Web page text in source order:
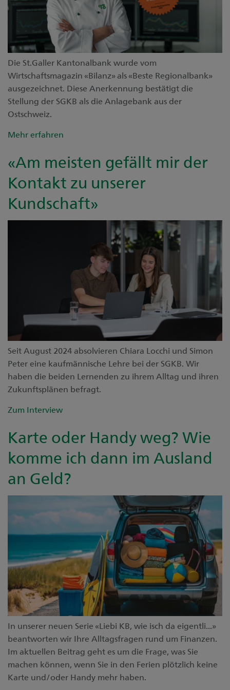
Kontakt
Medien
Digital Banking
Unsere Niederlassungen
Die St.Galler Kantonalbank wurde vom
Wirtschaftsmagazin «Bilanz» als «Beste Regionalbank»
ausgezeichnet. Diese Anerkennung bestätigt die
Stellung der SGKB als die Anlagebank aus der
Ostschweiz.
Mehr erfahren
«Am meisten gefällt mir der
Kontakt zu unserer
Kundschaft»
Seit August 2024 absolvieren Chiara Locchi und Simon
Peter eine kaufmännische Lehre bei der SGKB. Wir
haben die beiden Lernenden zu ihrem Alltag und ihren
Zukunftsplänen befragt.
Zum Interview
Karte oder Handy weg? Wie
komme ich dann im Ausland
an Geld?
In unserer neuen Serie «Liebi KB, wie isch da eigentli...»
beantworten wir Ihre Alltagsfragen rund um Finanzen.
Im aktuellen Beitrag geht es um die Frage, was Sie
machen können, wenn Sie in den Ferien plötzlich keine
Karte und/oder Handy mehr haben.